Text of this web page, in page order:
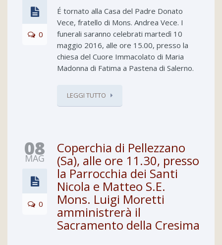
0
É tornato alla Casa del Padre Donato
Vece, fratello di Mons. Andrea Vece. I
funerali saranno celebrati martedì 10
maggio 2016, alle ore 15.00, presso la
chiesa del Cuore Immacolato di Maria
Madonna di Fatima a Pastena di Salerno.
LEGGI TUTTO
08
MAG
0
Coperchia di Pellezzano
(Sa), alle ore 11.30, presso
la Parrocchia dei Santi
Nicola e Matteo S.E.
Mons. Luigi Moretti
amministrerà il
Sacramento della Cresima